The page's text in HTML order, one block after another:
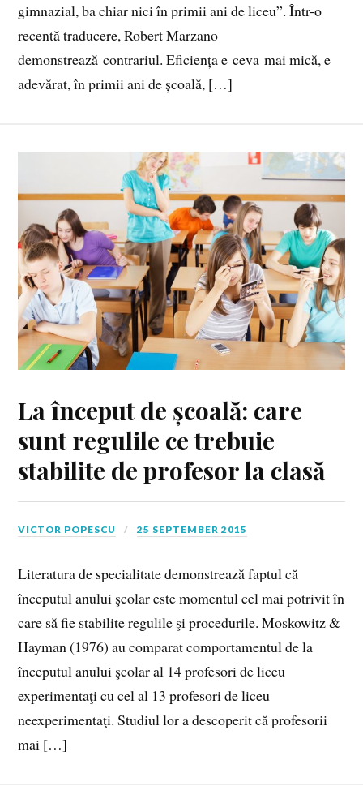
gimnazial, ba chiar nici în primii ani de liceu”. Într-o
recentă traducere, Robert Marzano
demonstrează contrariul. Eficiența e ceva mai mică, e
adevărat, în primii ani de școală, […]
La început de școală: care
sunt regulile ce trebuie
stabilite de profesor la clasă
VICTOR POPESCU 25 SEPTEMBER 2015
Literatura de specialitate demonstrează faptul că
începutul anului şcolar este momentul cel mai potrivit în
care să fie stabilite regulile şi procedurile. Moskowitz &
Hayman (1976) au comparat comportamentul de la
începutul anului şcolar al 14 profesori de liceu
experimentaţi cu cel al 13 profesori de liceu
neexperimentaţi. Studiul lor a descoperit că profesorii
mai […]